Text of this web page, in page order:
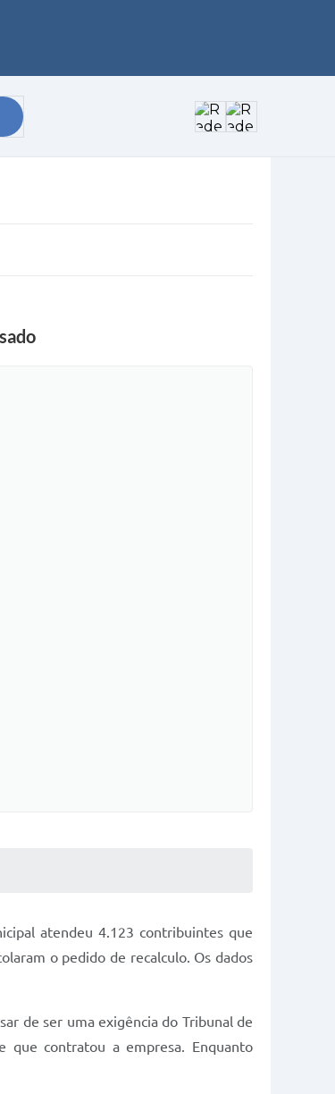
atendeu 4.123 contribuintes que
o pedido de recalculo. Os dados
de ser uma exigência do Tribunal de
que contratou a empresa. Enquanto